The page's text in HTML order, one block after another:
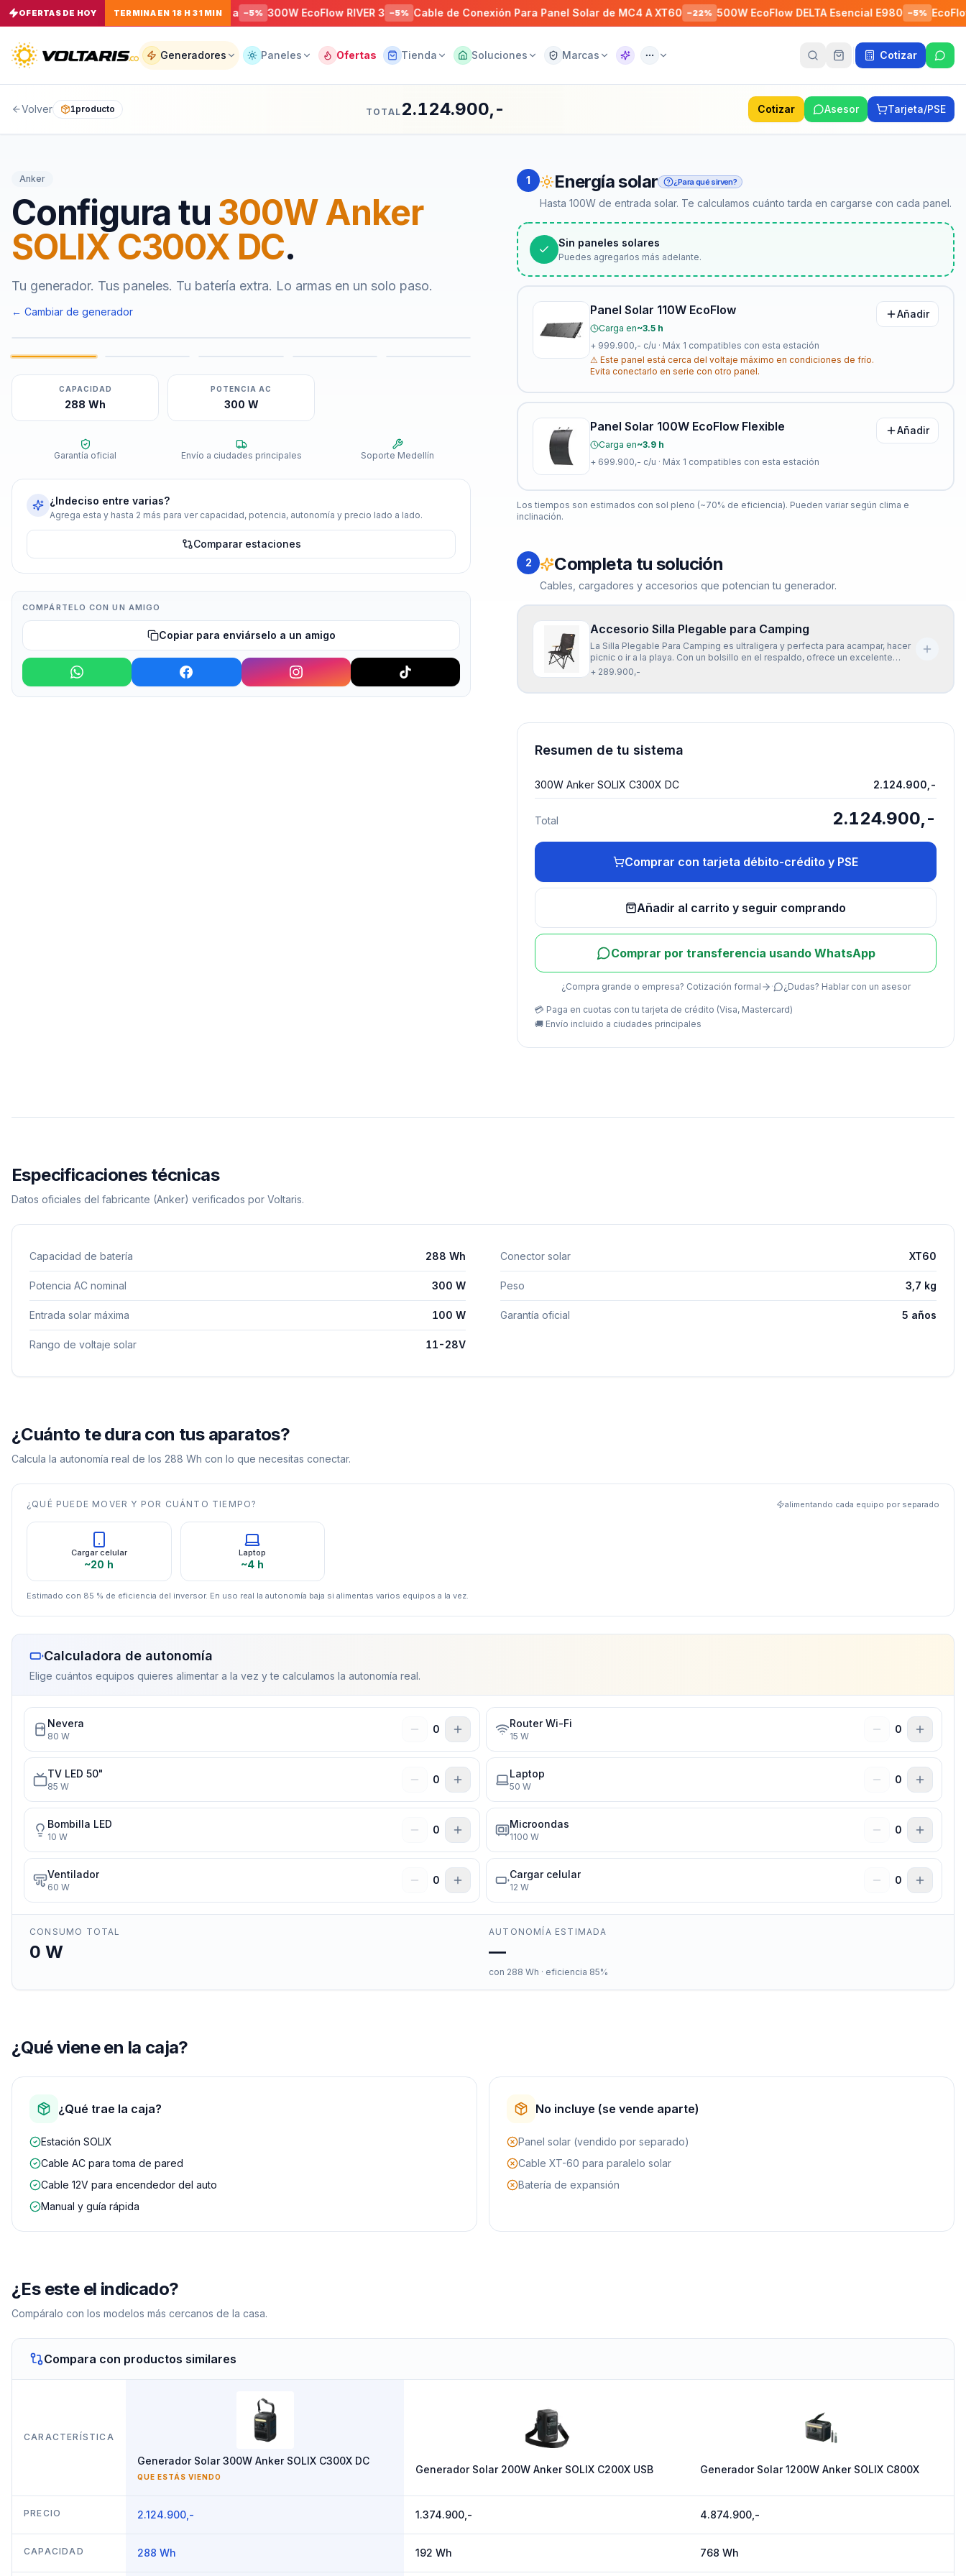
OFERTAS DE HOY TERMINA EN 18 H 31 MIN
Rápida EcoFlow RAPID Pro USB-C a −5% 300W EcoFlow RIVER 3 −5% Cable de Conexión Para Panel Solar de MC4 A XT60 −22% 500W EcoFlow DELTA Esencial E980 5% EcoFlow
Generadores Paneles Ofertas Tienda Soluciones Marcas Asistente Cotizar
Volver 1producto TOTAL 2.124.900,- Cotizar Asesor Tarjeta/PSE
Anker
Configura tu 300W Anker
SOLIX C300X DC.
Tu generador. Tus paneles. Tu batería extra. Lo armas en un solo paso.
← Cambiar de generador
CAPACIDAD
288 Wh
POTENCIA AC
300 W
Garantía oficial Envío a ciudades principales Soporte Medellín
¿Indeciso entre varias?
Agrega esta y hasta 2 más para ver capacidad, potencia, autonomía y precio lado a lado.
Comparar estaciones
COMPÁRTELO CON UN AMIGO
Copiar para enviárselo a un amigo
1 Energía solar ¿Para qué sirven?
Hasta 100W de entrada solar. Te calculamos cuánto tarda en cargarse con cada panel.
Sin paneles solares
Puedes agregarlos más adelante.
Panel Solar 110W EcoFlow
Carga en~3.5 h
+ 999.900,- c/u · Máx 1 compatibles con esta estación
⚠Este panel está cerca del voltaje máximo en condiciones de frío.
Evita conectarlo en serie con otro panel.
Añadir
Panel Solar 100W EcoFlow Flexible
Carga en~3.9 h
+ 699.900,- c/u · Máx 1 compatibles con esta estación
Añadir
Los tiempos son estimados con sol pleno (~70% de eficiencia). Pueden variar según clima e
inclinación.
2 Completa tu solución
Cables, cargadores y accesorios que potencian tu generador.
Accesorio Silla Plegable para Camping
La Silla Plegable Para Camping es ultraligera y perfecta para acampar, hacer
picnic o ir a la playa. Con un bolsillo en el respaldo, ofrece un excelente
apoyo para la espalda y te permite disfrutar cómodamente de tus
+ 289.900,-
Resumen de tu sistema
300W Anker SOLIX C300X DC 2.124.900,-
Total 2.124.900,-
Comprar con tarjeta débito-crédito y PSE
Añadir al carrito y seguir comprando
Comprar por transferencia usando WhatsApp
¿Compra grande o empresa? Cotización formal · ¿Dudas? Hablar con un asesor
💳 Paga en cuotas con tu tarjeta de crédito (Visa, Mastercard)
🚚 Envío incluido a ciudades principales
Especificaciones técnicas
Datos oficiales del fabricante (Anker) verificados por Voltaris.
Capacidad de batería 288 Wh
Potencia AC nominal 300 W
Entrada solar máxima 100 W
Rango de voltaje solar 11-28V
Conector solar XT60
Peso 3,7 kg
Garantía oficial 5 años
¿Cuánto te dura con tus aparatos?
Calcula la autonomía real de los 288 Wh con lo que necesitas conectar.
¿QUÉ PUEDE MOVER Y POR CUÁNTO TIEMPO? alimentando cada equipo por separado
Cargar celular
~20 h
Laptop
~4 h
Estimado con 85 % de eficiencia del inversor. En uso real la autonomía baja si alimentas varios equipos a la vez.
Calculadora de autonomía
Elige cuántos equipos quieres alimentar a la vez y te calculamos la autonomía real.
Nevera
80 W
0 Router Wi-Fi
15 W
0
TV LED 50"
85 W
0 Laptop
50 W
0
Bombilla LED
10 W
0 Microondas
1100 W
0
Ventilador
60 W
0 Cargar celular
12 W
0
CONSUMO TOTAL
0 W
AUTONOMÍA ESTIMADA
—
con 288 Wh · eficiencia 85%
¿Qué viene en la caja?
¿Qué trae la caja?
Estación SOLIX
Cable AC para toma de pared
Cable 12V para encendedor del auto
Manual y guía rápida
No incluye (se vende aparte)
Panel solar (vendido por separado)
Cable XT-60 para paralelo solar
Batería de expansión
¿Es este el indicado?
Compáralo con los modelos más cercanos de la casa.
Compara con productos similares
CARACTERÍSTICA
Generador Solar 300W Anker SOLIX C300X DC
QUE ESTÁS VIENDO
Generador Solar 200W Anker SOLIX C200X USB Generador Solar 1200W Anker SOLIX C800X
PRECIO 2.124.900,- 1.374.900,- 4.874.900,-
CAPACIDAD 288 Wh 192 Wh 768 Wh
Tu
Tu
carrito
Agrega
botón
al
págalos
todos
productos